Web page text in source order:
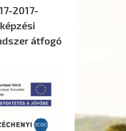
2017-
átfogó